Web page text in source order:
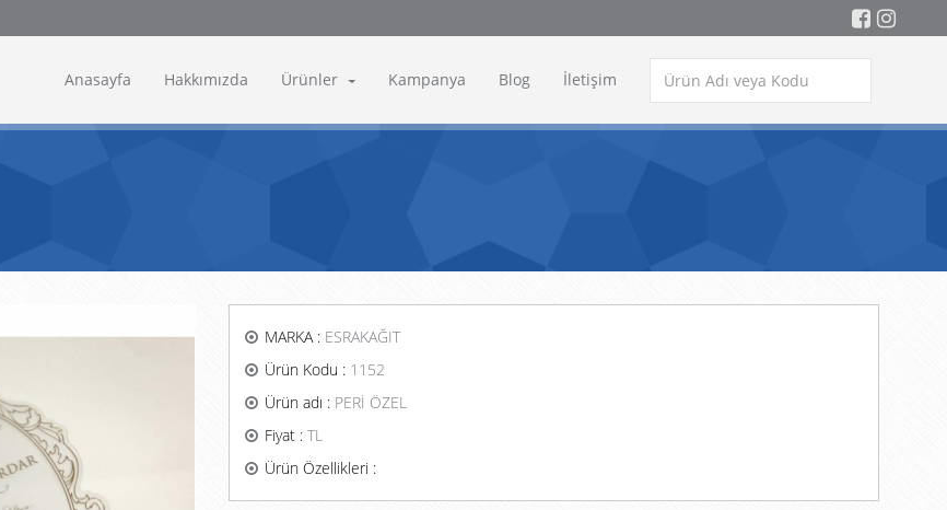
Anasayfa Hakkımızda Ürünler Kampanya Blog İletişim
MARKA : ESRAKAĞIT
Ürün Kodu : 1152
Ürün adı : PERİ ÖZEL
Fiyat : TL
Ürün Özellikleri :